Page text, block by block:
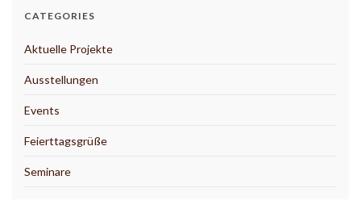
CATEGORIES
Aktuelle Projekte
Ausstellungen
Events
Feierttagsgrüße
Seminare